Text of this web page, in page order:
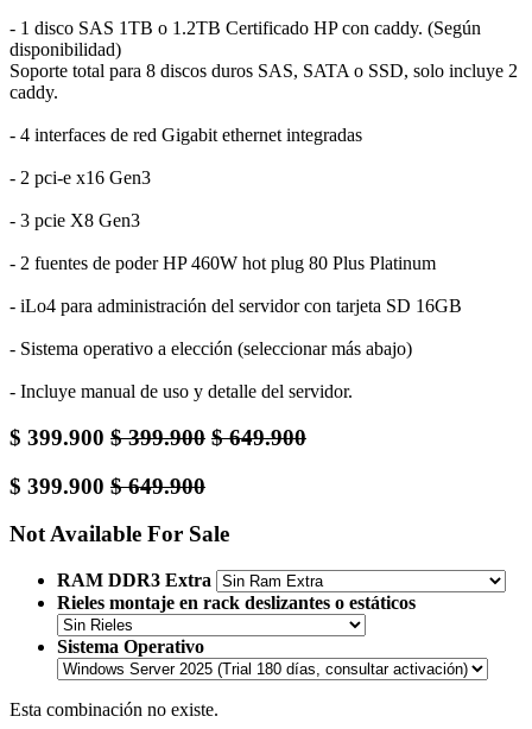
- 1 disco SAS 1TB o 1.2TB Certificado HP con caddy. (Según
disponibilidad)
Soporte total para 8 discos duros SAS, SATA o SSD, solo incluye 2
caddy.
- 4 interfaces de red Gigabit ethernet integradas
- 2 pci-e x16 Gen3
- 3 pcie X8 Gen3
- 2 fuentes de poder HP 460W hot plug 80 Plus Platinum
- iLo4 para administración del servidor con tarjeta SD 16GB
- Sistema operativo a elección (seleccionar más abajo)
- Incluye manual de uso y detalle del servidor.
$ 399.900 $399.900 $649.900
$ 399.900 $649.900
Not Available For Sale
RAM DDR3 Extra
Rieles montaje en rack deslizantes o estáticos
Sistema Operativo
Esta combinación no existe.